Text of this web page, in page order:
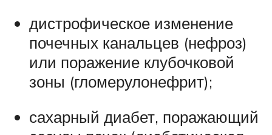
дистрофическое изменение
почечных канальцев (нефроз)
или поражение клубочковой
зоны (гломерулонефрит);
сахарный диабет, поражающий